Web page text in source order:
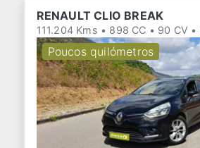
RENAULT CLIO BREAK
111.204 Kms • 898 CC • 90 CV •
Poucos quilómetros